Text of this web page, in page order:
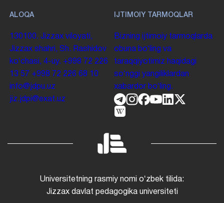
ALOQA
130100. Jizzax viloyati,
Jizzax shahri, Sh. Rashidov
koʻchasi, 4-uy. +998 72 226
13 57 +998 72 226 68 10
info@jdpu.uz
jiz.jdpi@exat.uz
IJTIMOIY TARMOQLAR
Bizning ijtimoiy tarmoqlarda
obuna boʻling va
taraqqiyotimiz haqidagi
soʻnggi yangiliklardan
xabardor boʻling.
Universitetning rasmiy nomi oʻzbek tilida:
Jizzax davlat pedagogika universiteti